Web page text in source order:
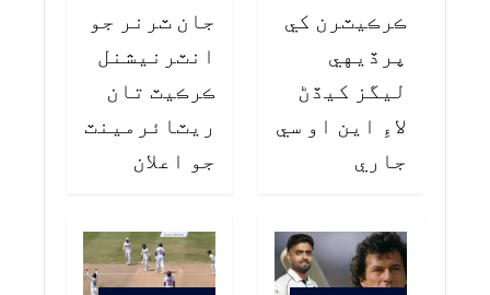
ڪرڪيٽرن کي
پرڏيهي
ليگز کيڏڻ
لاءِ اين او سي
جاري
جان ٽرنر جو
انٽرنيشنل
ڪرڪيٽ تان
ريٽائرمينٽ
جو اعلان